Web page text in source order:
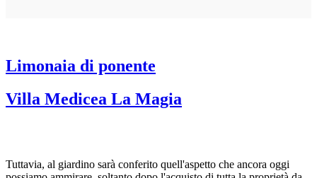
Limonaia di ponente
Villa Medicea La Magia
Tuttavia, al giardino sarà conferito quell'aspetto che ancora oggi